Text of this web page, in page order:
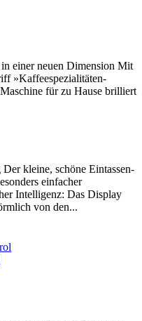
einer neuen Dimension Mit
»Kaffeespezialitäten-
für zu Hause brilliert
kleine, schöne Eintassen-
einfacher
Intelligenz: Das Display
von den...